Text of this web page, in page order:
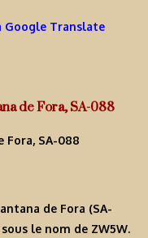
Google Translate
de Fora, SA-088
de Fora (SA-
le nom de ZW5W.